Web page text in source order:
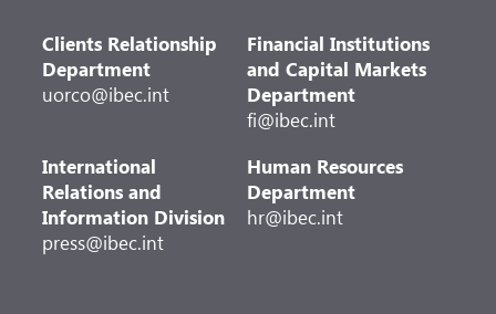
Clients Relationship
Department
uorco@ibec.int
Financial Institutions
and Capital Markets
Department
fi@ibec.int
International
Relations and
Information Division
press@ibec.int
Human Resources
Department
hr@ibec.int